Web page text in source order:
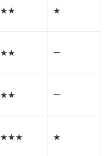
★★ ★
★★ ー
★★ ー
★★★ ★